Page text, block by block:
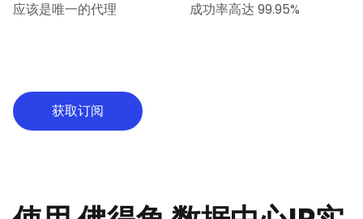
应该是唯一的代理
成功率高达 99.95%
获取订阅